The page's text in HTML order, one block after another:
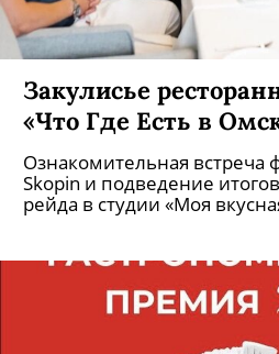
Закулисье
«Что Где Есть в
Ознакомительная встреча
Skopin и подведение
рейда в студии «Моя